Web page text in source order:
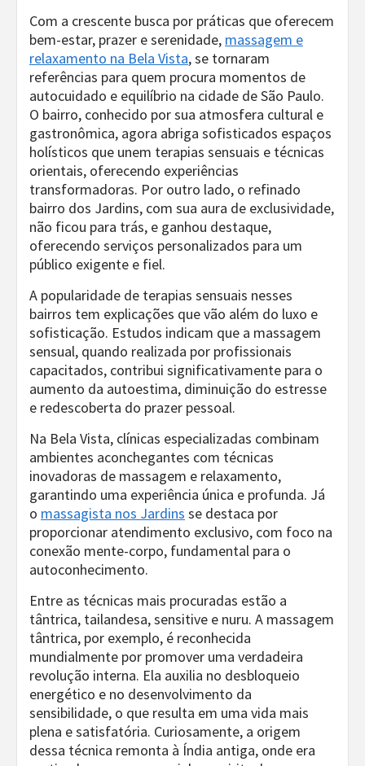
Com a crescente busca por práticas que oferecem
bem-estar, prazer e serenidade, massagem e
relaxamento na Bela Vista, se tornaram
referências para quem procura momentos de
autocuidado e equilíbrio na cidade de São Paulo.
O bairro, conhecido por sua atmosfera cultural e
gastronômica, agora abriga sofisticados espaços
holísticos que unem terapias sensuais e técnicas
orientais, oferecendo experiências
transformadoras. Por outro lado, o refinado
bairro dos Jardins, com sua aura de exclusividade,
não ficou para trás, e ganhou destaque,
oferecendo serviços personalizados para um
público exigente e fiel.
A popularidade de terapias sensuais nesses
bairros tem explicações que vão além do luxo e
sofisticação. Estudos indicam que a massagem
sensual, quando realizada por profissionais
capacitados, contribui significativamente para o
aumento da autoestima, diminuição do estresse
e redescoberta do prazer pessoal.
Na Bela Vista, clínicas especializadas combinam
ambientes aconchegantes com técnicas
inovadoras de massagem e relaxamento,
garantindo uma experiência única e profunda. Já
o massagista nos Jardins se destaca por
proporcionar atendimento exclusivo, com foco na
conexão mente-corpo, fundamental para o
autoconhecimento.
Entre as técnicas mais procuradas estão a
tântrica, tailandesa, sensitive e nuru. A massagem
tântrica, por exemplo, é reconhecida
mundialmente por promover uma verdadeira
revolução interna. Ela auxilia no desbloqueio
energético e no desenvolvimento da
sensibilidade, o que resulta em uma vida mais
plena e satisfatória. Curiosamente, a origem
dessa técnica remonta à Índia antiga, onde era